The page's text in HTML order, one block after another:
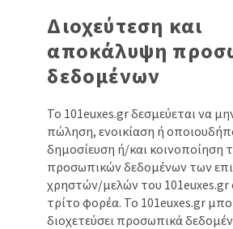
Διοχεύτεση και
αποκάλυψη
δεδομένων
Το 101euxes.gr δεσμεύεται να
πώληση, ενοικίαση ή
δημοσίευση ή/και κοινοποίηση
προσωπικών δεδομένων των
χρηστών/μελών του 101euxes.gr
τρίτο φορέα. Το 101euxes.gr
διοχετεύσει προσωπικά